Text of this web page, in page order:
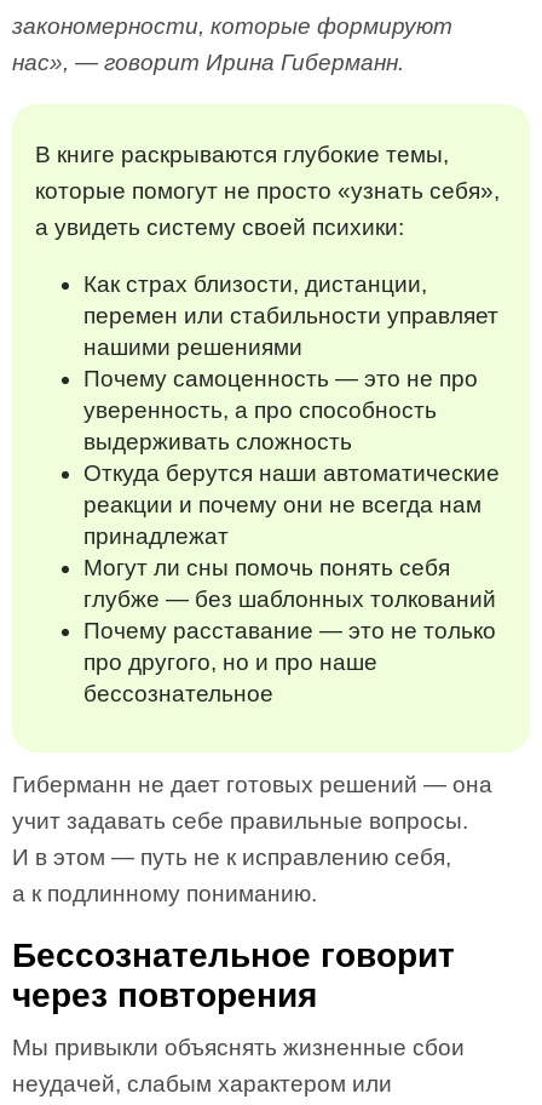
закономерности, которые формируют
нас», — говорит Ирина Гиберманн.
В книге раскрываются глубокие темы,
которые помогут не просто «узнать себя»,
а увидеть систему своей психики:
Как страх близости, дистанции,
перемен или стабильности управляет
нашими решениями
Почему самоценность — это не про
уверенность, а про способность
выдерживать сложность
Откуда берутся наши автоматические
реакции и почему они не всегда нам
принадлежат
Могут ли сны помочь понять себя
глубже — без шаблонных толкований
Почему расставание — это не только
про другого, но и про наше
бессознательное
Гиберманн не дает готовых решений — она
учит задавать себе правильные вопросы.
И в этом — путь не к исправлению себя,
а к подлинному пониманию.
Бессознательное говорит
через повторения
Мы привыкли объяснять жизненные сбои
неудачей, слабым характером или